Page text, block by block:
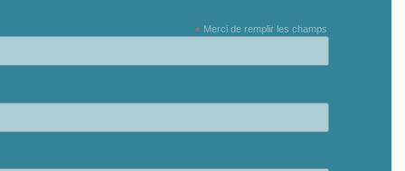
* Merci de remplir les champs